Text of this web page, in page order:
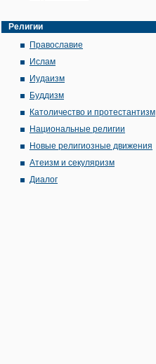
Религии
Православие
Ислам
Иудаизм
Буддизм
Католичество и протестантизм
Национальные религии
Новые религиозные движения
Атеизм и секуляризм
Диалог